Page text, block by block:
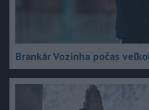
Brankár Vozinha počas